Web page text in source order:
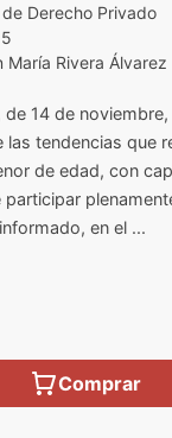
Derecho Privado
María Rivera Álvarez
14 de
las tendencias que
de edad, con
en el ...
Comprar